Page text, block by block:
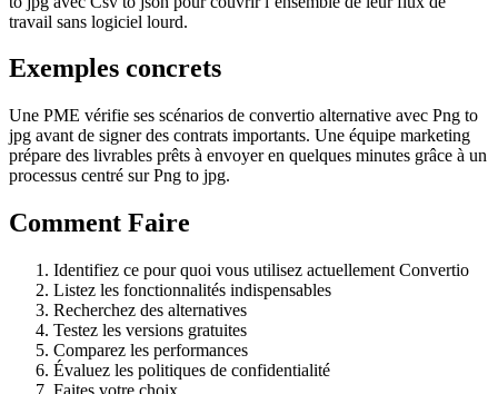
travail sans logiciel lourd.
Exemples concrets
Une PME vérifie ses scénarios de convertio alternative avec Png to
jpg avant de signer des contrats importants. Une équipe marketing
prépare des livrables prêts à envoyer en quelques minutes grâce à un
processus centré sur Png to jpg.
Comment Faire
Identifiez ce pour quoi vous utilisez actuellement Convertio
Listez les fonctionnalités indispensables
Recherchez des alternatives
Testez les versions gratuites
Comparez les performances
Évaluez les politiques de confidentialité